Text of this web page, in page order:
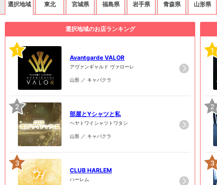
選択地域 東北 宮城県 福島県 岩手県 青森県 山形県
選択地域のお店ランキング
1
Avantgarde VALOR
アヴァンギャルド ヴァローレ
山形 ／ キャバクラ
2
部屋とYシャツと私
ヘヤトワイシャツトワタシ
山形 ／ キャバクラ
3
CLUB HARLEM
ハーレム
1
2
3